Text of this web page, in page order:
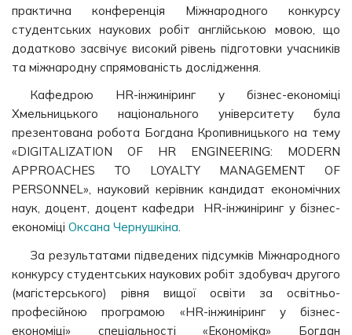
практична конференція Міжнародного конкурсу
студентських наукових робіт англійською мовою, що
додатково засвічує високий рівень підготовки учасників
та міжнародну спрямованість дослідження.
Кафедрою HR-інжиніринг у бізнес-економіці
Хмельницького національного університету була
презентована робота Богдана Кропивницького на тему
«DIGITALIZATION OF HR ENGINEERING: MODERN
APPROACHES TO LOYALTY MANAGEMENT OF
PERSONNEL», науковий керівник кандидат економічних
наук, доцент, доцент кафедри HR-інжиніринг у бізнес-
економіці Оксана Чернушкіна.
За результатами підведених підсумків Міжнародного
конкурсу студентських наукових робіт здобувач другого
(магістерського) рівня вищої освіти за освітньо-
професійною програмою «HR-інжиніринг у бізнес-
економіці» спеціальності «Економіка» Богдан